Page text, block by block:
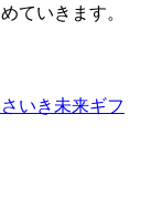
ていきます。
いき未来ギフ